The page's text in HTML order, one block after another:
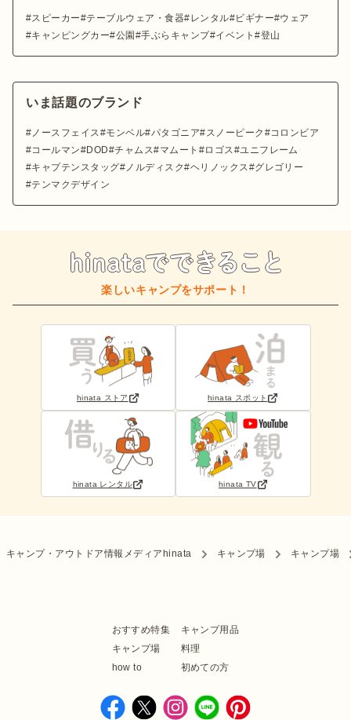
スピーカー テーブルウェア・食器 レンタル ビギナー
ウェア
キャンピングカー 公園 手ぶらキャンプ イベント 登山
いま話題のブランド
ノースフェイス モンベル パタゴニア スノーピーク
コロンビア
コールマン
DOD チャムス マムート ロゴス
ユニフレーム
キャプテンスタッグ
ノルディスク ヘリノックス
グレゴリー
テンマクデザイン
楽しいキャンプをサポート！
hinata ストア hinata スポット
hinata レンタル hinata TV
キャンプ・アウトドア情報メディアhinata キャンプ場 キャンプ場
おすすめ特集
キャンプ用品
キャンプ場
料理
how to
初めての方